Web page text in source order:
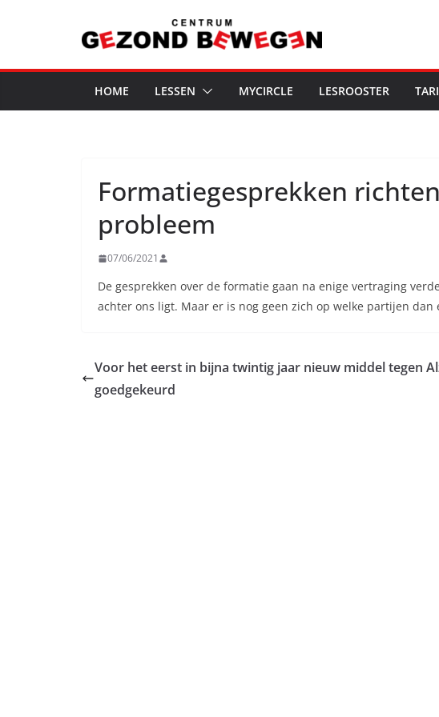
inhoud
HOME LESSEN MYCIRCLE LESROOSTER
Formatiegesprekken
probleem
07/06/2021
De gesprekken over de formatie gaan na enige vertraging
achter ons ligt. Maar er is nog geen zich op welke partijen
Voor het eerst in bijna twintig jaar nieuw middel tegen
goedgekeurd